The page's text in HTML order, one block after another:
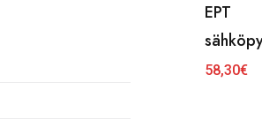
EPT
58,30€